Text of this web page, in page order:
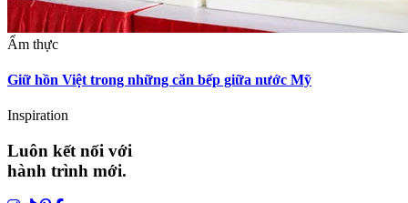
Ẩm thực
Giữ hồn Việt trong những căn bếp giữa nước Mỹ
Inspiration
Luôn kết nối với
hành trình mới.